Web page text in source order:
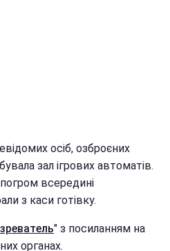
осіб, озброєних
зал ігрових автоматів.
всередині
з каси готівку.
" з посиланням на
органах.